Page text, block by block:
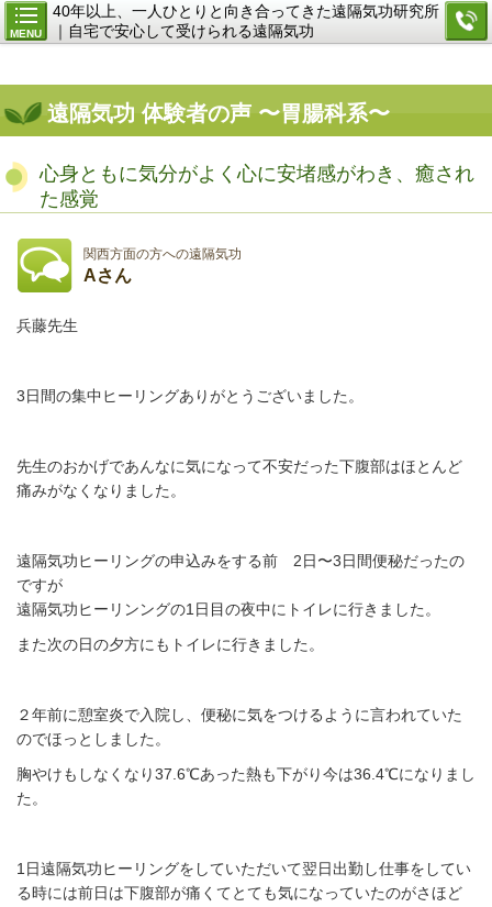
MENU
40年以上、一人ひとりと向き合ってきた遠隔気功研究所
｜自宅で安心して受けられる遠隔気功
遠隔気功 体験者の声 〜胃腸科系〜
心身ともに気分がよく心に安堵感がわき、癒され
た感覚
関西方面の方への遠隔気功
Aさん
兵藤先生
3日間の集中ヒーリングありがとうございました。
先生のおかげであんなに気になって不安だった下腹部はほとんど
痛みがなくなりました。
遠隔気功ヒーリングの申込みをする前 2日〜3日間便秘だったの
ですが
遠隔気功ヒーリンングの1日目の夜中にトイレに行きました。
また次の日の夕方にもトイレに行きました。
２年前に憩室炎で入院し、便秘に気をつけるように言われていた
のでほっとしました。
胸やけもしなくなり37.6℃あった熱も下がり今は36.4℃になりまし
た。
1日遠隔気功ヒーリングをしていただいて翌日出勤し仕事をしてい
る時には前日は下腹部が痛くてとても気になっていたのがさほど